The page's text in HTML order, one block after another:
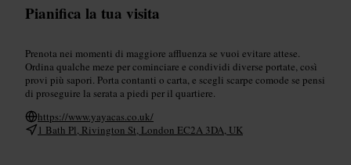
Pianifica la tua visita
Prenota nei momenti di maggiore affluenza se vuoi evitare attese.
Ordina qualche meze per cominciare e condividi diverse portate, così
provi più sapori. Porta contanti o carta, e scegli scarpe comode se pensi
di proseguire la serata a piedi per il quartiere.
https://www.yayacas.co.uk/
1 Bath Pl, Rivington St, London EC2A 3DA, UK